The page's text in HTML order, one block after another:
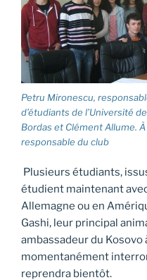
Petru Mironescu,
d’étudiants de l’Université
Bordas et Clément Allume.
responsable du club
Plusieurs étudiants,
étudient maintenant
Allemagne ou en
Gashi, leur principal
ambassadeur du Kosovo
momentanément
reprendra bientôt.